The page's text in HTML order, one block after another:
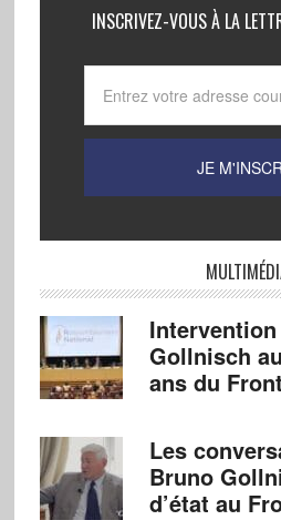
INSCRIVEZ-VOUS À LA
Gollnisch
ans du
Les
Bruno
d’état au